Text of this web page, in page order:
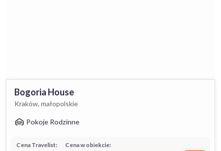
Bogoria House
Kraków, małopolskie
Pokoje Rodzinne
Cena w obiekcie:
Cena Travelist: